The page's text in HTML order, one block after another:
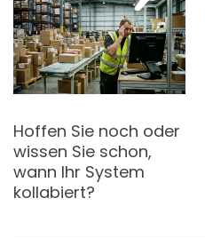
Hoffen Sie noch oder
wissen Sie schon,
wann Ihr System
kollabiert?